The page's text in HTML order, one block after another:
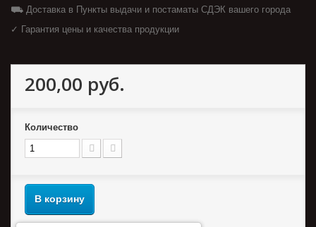
⛟ Доставка в Пункты выдачи и постаматы СДЭК вашего города
✓ Гарантия цены и качества продукции
200,00 руб.
Количество
В корзину